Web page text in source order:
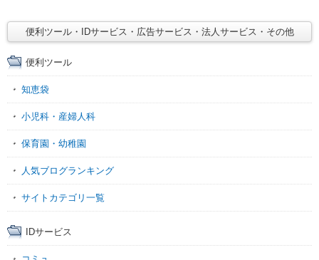
便利ツール・IDサービス・広告サービス・法人サービス・その他
便利ツール
知恵袋
小児科・産婦人科
保育園・幼稚園
人気ブログランキング
サイトカテゴリ一覧
IDサービス